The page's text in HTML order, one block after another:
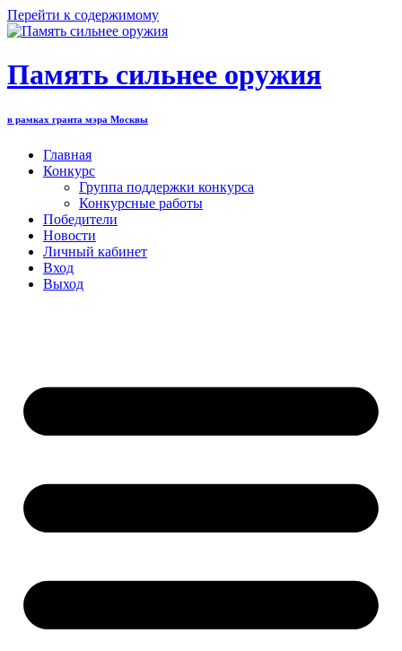
Перейти к содержимому
Память сильнее оружия
в рамках гранта мэра Москвы
Главная
Конкурс
Группа поддержки конкурса
Конкурсные работы
Победители
Новости
Личный кабинет
Вход
Выход